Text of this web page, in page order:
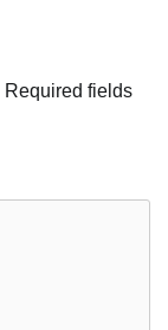
Required fields